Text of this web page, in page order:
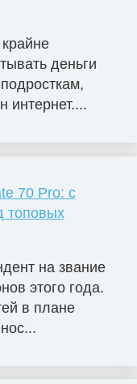
деньги
интернет....
70 Pro: с
топовых
на звание
этого года.
в плане